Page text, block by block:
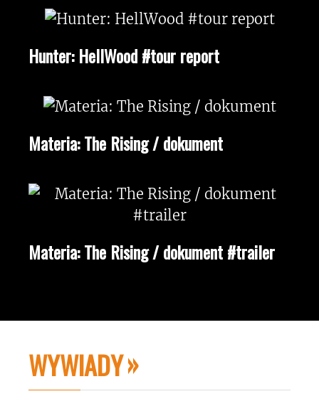
Hunter: HellWood #tour report
Materia: The Rising / dokument
Materia: The Rising / dokument #trailer
WYWIADY